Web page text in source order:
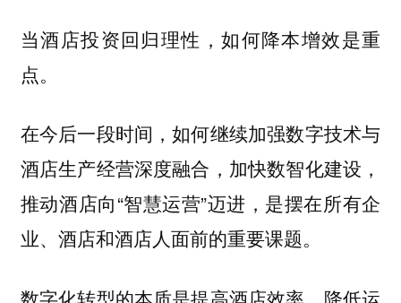
当酒店投资回归理性，如何降本增效是重
点。
在今后一段时间，如何继续加强数字技术与
酒店生产经营深度融合，加快数智化建设，
推动酒店向“智慧运营”迈进，是摆在所有企
业、酒店和酒店人面前的重要课题。
数字化转型的本质是提高酒店效率、降低运